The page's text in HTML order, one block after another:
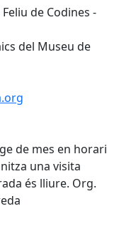
de Codines -
del Museu de
de mes en horari
una visita
és lliure. Org.